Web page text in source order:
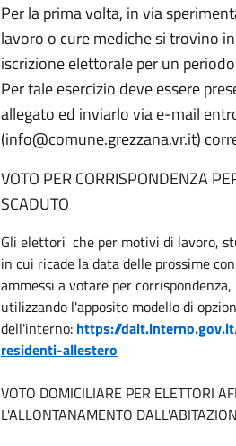
Per la prima volta, in via
lavoro o cure mediche si trovino
iscrizione elettorale per un
Per tale esercizio deve essere
allegato ed inviarlo via e-mail
(info@comune.grezzana.vr.it)
VOTO PER CORRISPONDENZA
SCADUTO
Gli elettori che per motivi di lavoro,
in cui ricade la data delle prossime
ammessi a votare per
utilizzando l'apposito modello di
dell'interno: https://
residenti-allestero
VOTO DOMICILIARE PER ELETTORI
L'ALLONTANAMENTO